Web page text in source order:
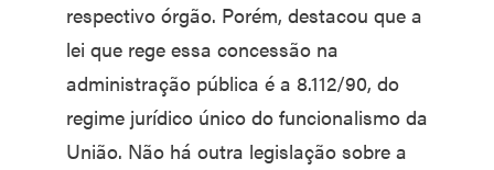
respectivo órgão. Porém, destacou que a
lei que rege essa concessão na
administração pública é a 8.112/90, do
regime jurídico único do funcionalismo da
União. Não há outra legislação sobre a